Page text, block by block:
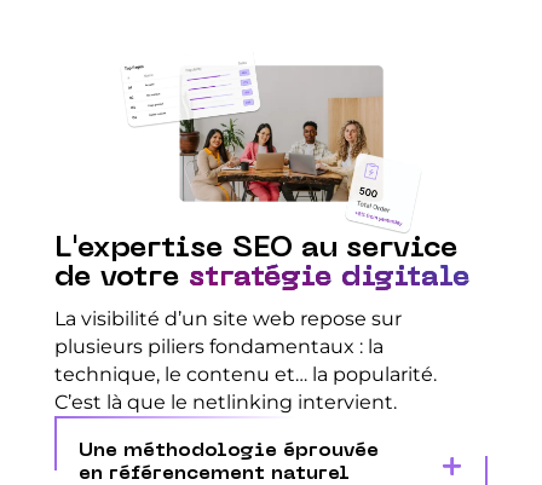
L'expertise SEO au service
de votre stratégie digitale
La visibilité d’un site web repose sur
plusieurs piliers fondamentaux : la
technique, le contenu et… la popularité.
C’est là que le netlinking intervient.
Une méthodologie éprouvée
en référencement naturel